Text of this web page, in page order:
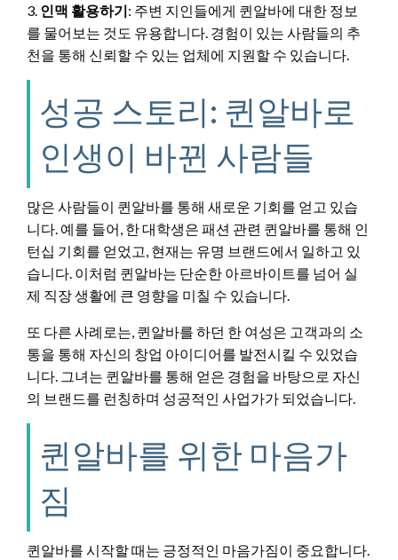
3. 인맥 활용하기: 주변 지인들에게 퀸알바에 대한 정보
를 물어보는 것도 유용합니다. 경험이 있는 사람들의 추
천을 통해 신뢰할 수 있는 업체에 지원할 수 있습니다.
성공 스토리: 퀸알바로
인생이 바뀐 사람들
많은 사람들이 퀸알바를 통해 새로운 기회를 얻고 있습
니다. 예를 들어, 한 대학생은 패션 관련 퀸알바를 통해 인
턴십 기회를 얻었고, 현재는 유명 브랜드에서 일하고 있
습니다. 이처럼 퀸알바는 단순한 아르바이트를 넘어 실
제 직장 생활에 큰 영향을 미칠 수 있습니다.
또 다른 사례로는, 퀸알바를 하던 한 여성은 고객과의 소
통을 통해 자신의 창업 아이디어를 발전시킬 수 있었습
니다. 그녀는 퀸알바를 통해 얻은 경험을 바탕으로 자신
의 브랜드를 런칭하며 성공적인 사업가가 되었습니다.
퀸알바를 위한 마음가
짐
퀸알바를 시작할 때는 긍정적인 마음가짐이 중요합니다.